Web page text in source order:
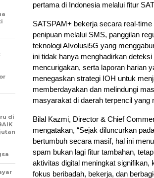
pertama di Indonesia melalui fitur
SATSPAM+ bekerja secara real-
penipuan melalui SMS, panggilan
teknologi AIvolusi5G yang
ini tidak hanya menghadirkan
mencurigakan, serta laporan harian
menegaskan strategi IOH untuk
memberdayakan dan melindungi
masyarakat di daerah terpencil yang
Bilal Kazmi, Director & Chief
mengatakan, “Sejak diluncurkan
bertumbuh secara masif, hal ini
spam bukan lagi fitur tambahan,
aktivitas digital meningkat signifikan,
fokus beribadah, bekerja, dan
di